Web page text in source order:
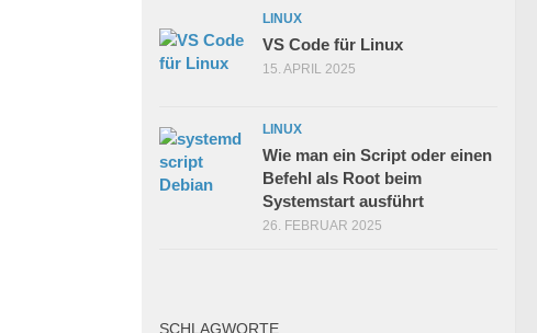
LINUX
VS Code für Linux
15. APRIL 2025
LINUX
Wie man ein Script oder einen
Befehl als Root beim
Systemstart ausführt
26. FEBRUAR 2025
SCHLAGWORTE